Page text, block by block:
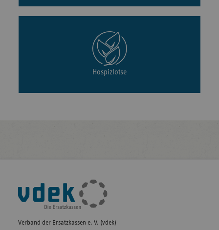
Hospizlotse
Fußleisten-
Navigation
Verband der Ersatzkassen e. V. (vdek)